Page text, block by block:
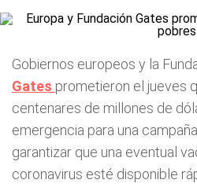
Gobiernos europeos y la
Gates prometieron el jueves
centenares de millones de
emergencia para una
garantizar que una eventual
coronavirus esté disponible